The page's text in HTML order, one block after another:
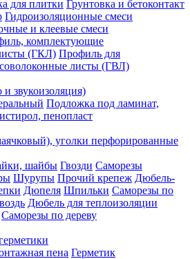
для плитки Грунтовка и бетоконтакт
Гидроизоляционные смеси
и клеевые смеси
комплектующие
(ГКЛ) Профиль для
листы (ГВЛ)
и звукоизоляция)
Подложка под ламинат,
пенопласт
уголки перфорированные
шайбы Гвозди Саморезы
Шурупы Прочий крепеж Дюбель-
Дюпеля Шпильки Саморезы по
Дюбель для теплоизоляции
Саморезы по дереву
пена Герметик